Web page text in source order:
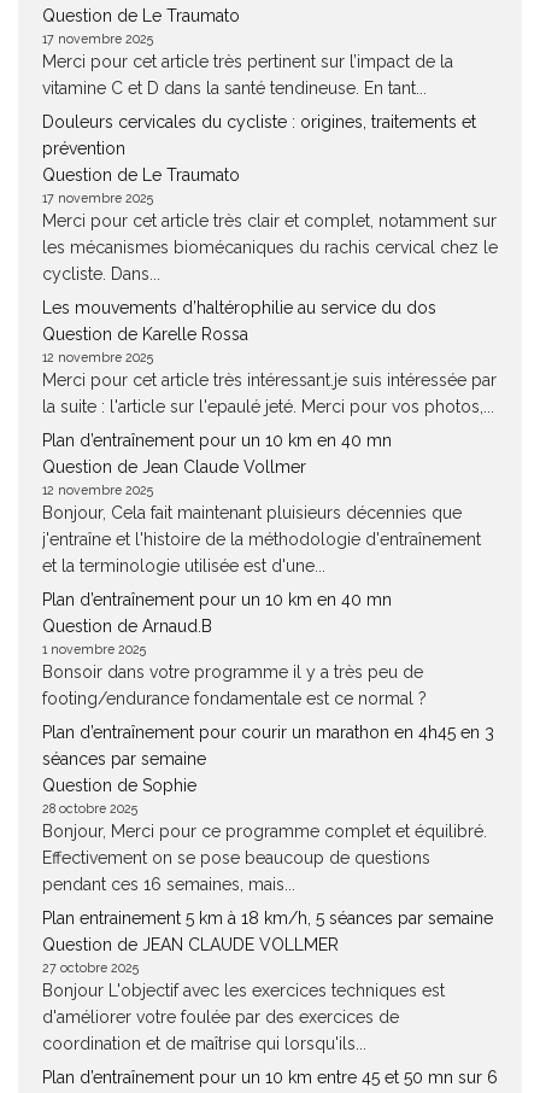
Question de Le Traumato
17 novembre 2025
Merci pour cet article très pertinent sur l’impact de la
vitamine C et D dans la santé tendineuse. En tant...
Douleurs cervicales du cycliste : origines, traitements et
prévention
Question de Le Traumato
17 novembre 2025
Merci pour cet article très clair et complet, notamment sur
les mécanismes biomécaniques du rachis cervical chez le
cycliste. Dans...
Les mouvements d’haltérophilie au service du dos
Question de Karelle Rossa
12 novembre 2025
Merci pour cet article très intéressant.je suis intéressée par
la suite : l'article sur l'epaulé jeté. Merci pour vos photos,...
Plan d’entraînement pour un 10 km en 40 mn
Question de Jean Claude Vollmer
12 novembre 2025
Bonjour, Cela fait maintenant pluisieurs décennies que
j'entraîne et l'histoire de la méthodologie d'entraînement
et la terminologie utilisée est d'une...
Plan d’entraînement pour un 10 km en 40 mn
Question de Arnaud.B
1 novembre 2025
Bonsoir dans votre programme il y a très peu de
footing/endurance fondamentale est ce normal ?
Plan d’entraînement pour courir un marathon en 4h45 en 3
séances par semaine
Question de Sophie
28 octobre 2025
Bonjour, Merci pour ce programme complet et équilibré.
Effectivement on se pose beaucoup de questions
pendant ces 16 semaines, mais...
Plan entrainement 5 km à 18 km/h, 5 séances par semaine
Question de JEAN CLAUDE VOLLMER
27 octobre 2025
Bonjour L'objectif avec les exercices techniques est
d'améliorer votre foulée par des exercices de
coordination et de maîtrise qui lorsqu'ils...
Plan d’entraînement pour un 10 km entre 45 et 50 mn sur 6